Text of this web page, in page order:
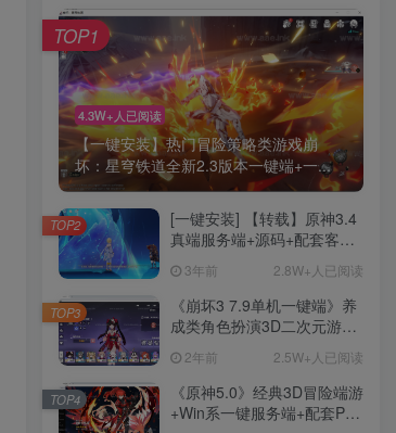
4.3W+人已阅读
【一键安装】热门冒险策略类游戏崩
坏：星穹铁道全新2.3版本一键端+一...
TOP1
[一键安装] 【转载】原神3.4
真端服务端+源码+配套客户
说明文件
3年前 2.8W+人已阅读
TOP2
《崩坏3 7.9单机一键端》养
成类角色扮演3D二次元游
用、无限资源、附带保姆级
安装教程
2年前 2.5W+人已阅读
TOP3
《原神5.0》经典3D冒险端游
+Win系一键服务端+配套PC
TOP4